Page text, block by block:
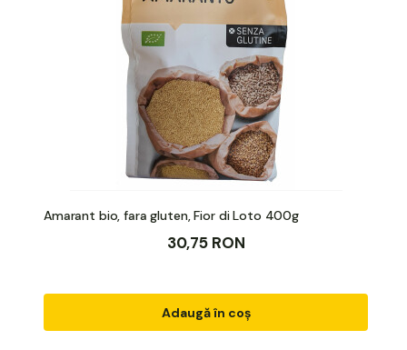
Amarant bio, fara gluten, Fior di Loto 400g
30,75 RON
Adaugă în coș